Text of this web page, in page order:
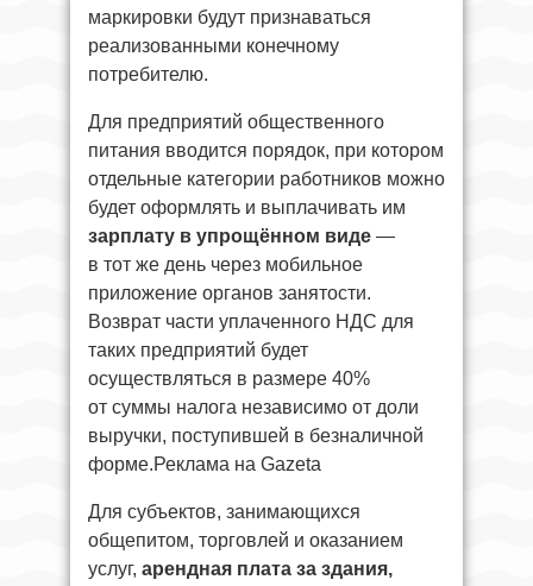
маркировки будут признаваться
реализованными конечному
потребителю.
Для предприятий общественного
питания вводится порядок, при котором
отдельные категории работников можно
будет оформлять и выплачивать им
зарплату в упрощённом виде —
в тот же день через мобильное
приложение органов занятости.
Возврат части уплаченного НДС для
таких предприятий будет
осуществляться в размере 40%
от суммы налога независимо от доли
выручки, поступившей в безналичной
форме.Реклама на Gazeta
Для субъектов, занимающихся
общепитом, торговлей и оказанием
услуг, арендная плата за здания,